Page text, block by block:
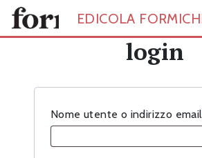
Skip to main content
EDICOLA
login
Nome utente o indirizzo email